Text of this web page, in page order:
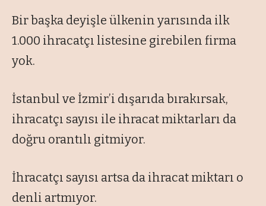
Bir başka deyişle ülkenin yarısında ilk
1.000 ihracatçı listesine girebilen firma
yok.
İstanbul ve İzmir’i dışarıda bırakırsak,
ihracatçı sayısı ile ihracat miktarları da
doğru orantılı gitmiyor.
İhracatçı sayısı artsa da ihracat miktarı o
denli artmıyor.